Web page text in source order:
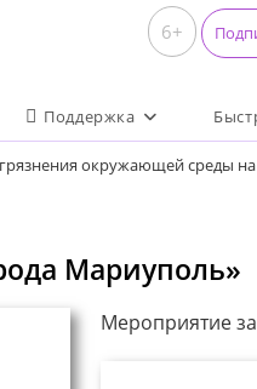
6+
Поддержка
окружающей среды
Мариуполь»
Мероприятие